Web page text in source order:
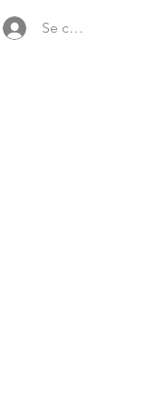
Se connecter